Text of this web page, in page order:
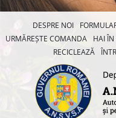
DESPRE NOI
URMĂREȘTE COMANDA
HAI
RECICLEAZĂ